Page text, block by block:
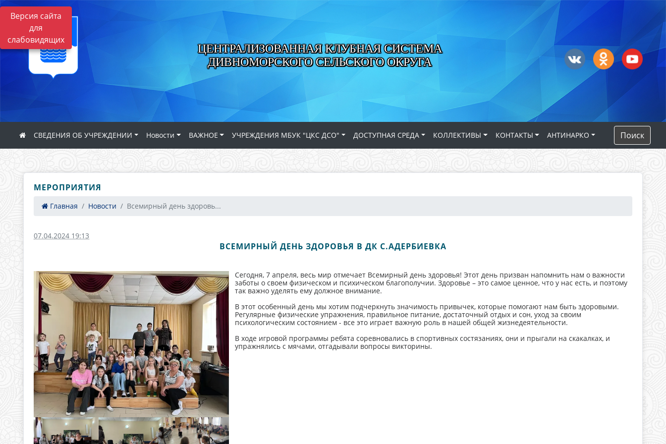
Версия сайта
для
слабовидящих
ЦЕНТРАЛИЗОВАННАЯ КЛУБНАЯ СИСТЕМА
ДИВНОМОРСКОГО СЕЛЬСКОГО ОКРУГА
СВЕДЕНИЯ ОБ УЧРЕЖДЕНИИ Новости ВАЖНОЕ УЧРЕЖДЕНИЯ МБУК "ЦКС ДСО" ДОСТУПНАЯ СРЕДА КОЛЛЕКТИВЫ КОНТАКТЫ АНТИНАРКО Поиск
МЕРОПРИЯТИЯ
Главная Новости Всемирный день здоровь...
07.04.2024 19:13
ВСЕМИРНЫЙ ДЕНЬ ЗДОРОВЬЯ В ДК С.АДЕРБИЕВКА
Сегодня, 7 апреля, весь мир отмечает Всемирный день здоровья! Этот день призван напомнить нам о важности
заботы о своем физическом и психическом благополучии. Здоровье – это самое ценное, что у нас есть, и поэтому
так важно уделять ему должное внимание.
В этот особенный день мы хотим подчеркнуть значимость привычек, которые помогают нам быть здоровыми.
Регулярные физические упражнения, правильное питание, достаточный отдых и сон, уход за своим
психологическим состоянием - все это играет важную роль в нашей общей жизнедеятельности.
В ходе игровой программы ребята соревновались в спортивных состязаниях, они и прыгали на скакалках, и
упражнялись с мячами, отгадывали вопросы викторины.